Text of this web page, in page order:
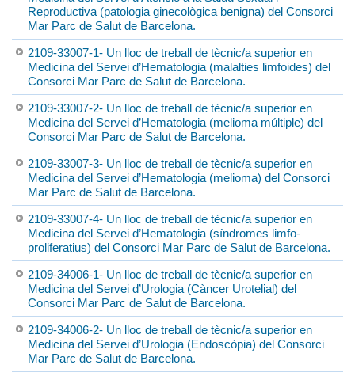
Reproductiva (patologia ginecològica benigna) del Consorci
Mar Parc de Salut de Barcelona.
2109-33007-1- Un lloc de treball de tècnic/a superior en
Medicina del Servei d’Hematologia (malalties limfoides) del
Consorci Mar Parc de Salut de Barcelona.
2109-33007-2- Un lloc de treball de tècnic/a superior en
Medicina del Servei d’Hematologia (melioma múltiple) del
Consorci Mar Parc de Salut de Barcelona.
2109-33007-3- Un lloc de treball de tècnic/a superior en
Medicina del Servei d’Hematologia (melioma) del Consorci
Mar Parc de Salut de Barcelona.
2109-33007-4- Un lloc de treball de tècnic/a superior en
Medicina del Servei d’Hematologia (síndromes limfo-
proliferatius) del Consorci Mar Parc de Salut de Barcelona.
2109-34006-1- Un lloc de treball de tècnic/a superior en
Medicina del Servei d’Urologia (Càncer Urotelial) del
Consorci Mar Parc de Salut de Barcelona.
2109-34006-2- Un lloc de treball de tècnic/a superior en
Medicina del Servei d’Urologia (Endoscòpia) del Consorci
Mar Parc de Salut de Barcelona.